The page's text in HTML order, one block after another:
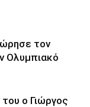
τον
Ολυμπιακό
ο Γιώργος